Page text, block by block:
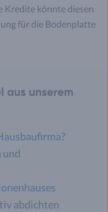
Kredite könnte diesen
für die Bodenplatte
aus unserem
und
abdichten